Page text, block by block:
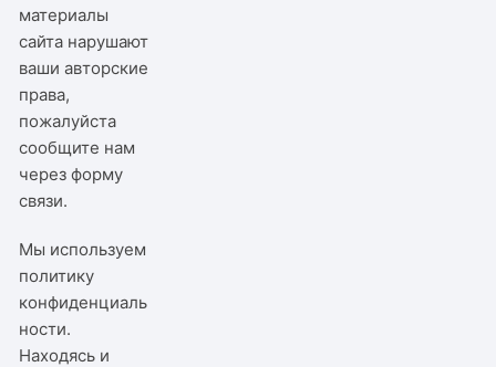
материалы
сайта нарушают
ваши авторские
права,
пожалуйста
сообщите нам
черезформу
связи.
Мы используем
политику
конфиденциаль
ности.
Находясь и